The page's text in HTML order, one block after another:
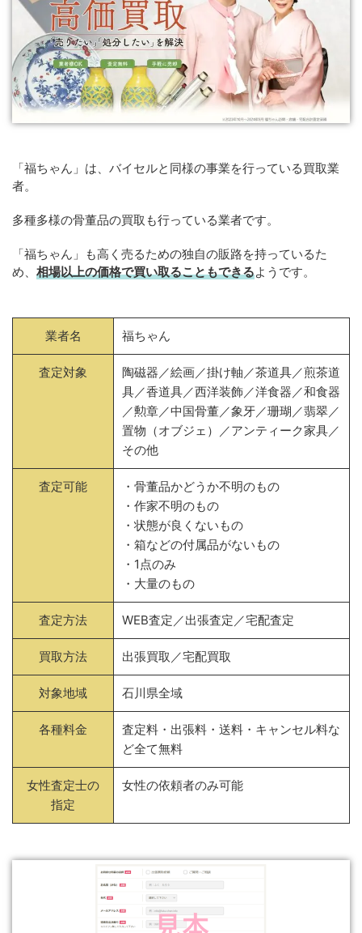
「福ちゃん」は、バイセルと同様の事業を行っている買取業
者。
多種多様の骨董品の買取も行っている業者です。
「福ちゃん」も高く売るための独自の販路を持っているた
め、 相場以上の価格で買い取ることもできるようです。
業者名 福ちゃん
査定対象
陶磁器／絵画／掛け軸／茶道具／煎茶道
具／香道具／西洋装飾／洋食器／和食器
／勲章／中国骨董／象牙／珊瑚／翡翠／
置物（オブジェ）／アンティーク家具／
その他
査定可能
・骨董品かどうか不明のもの
・作家不明のもの
・状態が良くないもの
・箱などの付属品がないもの
・1点のみ
・大量のもの
査定方法 WEB査定／出張査定／宅配査定
買取方法 出張買取／宅配買取
対象地域 石川県全域
各種料金
査定料・出張料・送料・キャンセル料な
ど全て無料
女性査定士の
指定
女性の依頼者のみ可能